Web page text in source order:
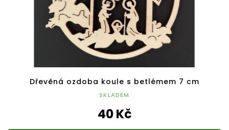
Dřevěná ozdoba koule s betlémem 7 cm
SKLADEM
40 Kč